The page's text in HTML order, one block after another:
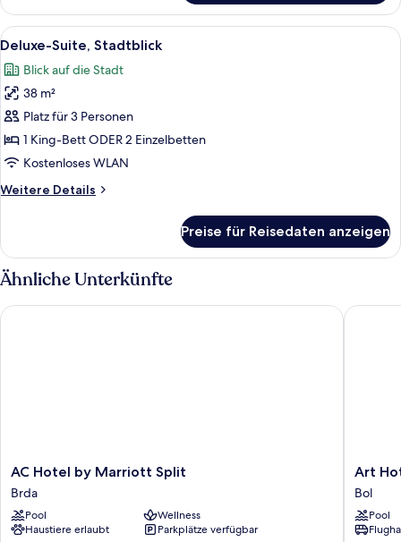
Doppelzimmer,
Terrasse
Alle
Fotos
für
Deluxe-
Suite,
Stadtblick
anzeigen
Ein Schlafzimmer mit einer
12
Deluxe-Suite, Stadtblick
Blick auf die Stadt
38 m²
Platz für 3 Personen
1 King-Bett ODER 2 Einzelbetten
Kostenloses WLAN
Weitere Details
Weitere
Suite,
Stadtblick
Preise für Reisedaten anzeigen
Ähnliche Unterkünfte
AC
Hotel
by
Marriott
Split
AC Hotel by Marriott Split
Brda
Pool
Wellness
Haustiere erlaubt
Parkplätze verfügbar
AC Hotel by Marriott Split
Art
Hotel
Bol
Art
Bol
Pool
Art